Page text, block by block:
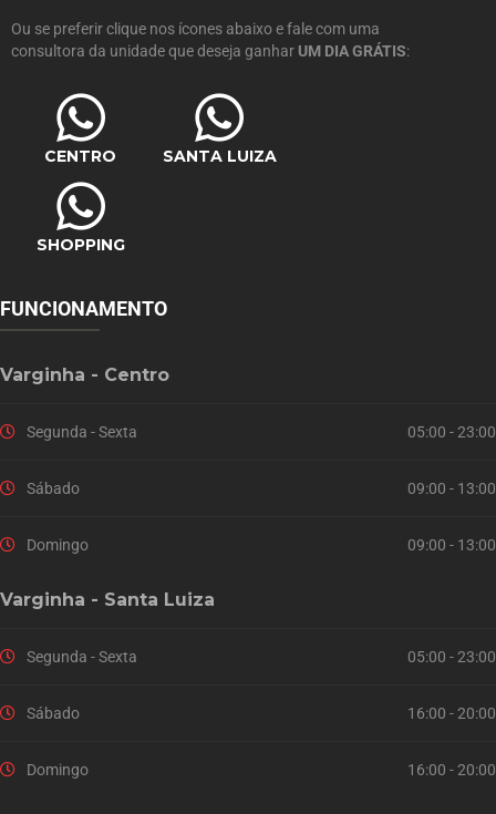
Ou se preferir clique nos ícones abaixo e fale com uma
consultora da unidade que deseja ganhar UM DIA GRÁTIS:
CENTRO SANTA LUIZA
SHOPPING
FUNCIONAMENTO
Varginha - Centro
Segunda - Sexta 05:00 - 23:00
Sábado 09:00 - 13:00
Domingo 09:00 - 13:00
Varginha - Santa Luiza
Segunda - Sexta 05:00 - 23:00
Sábado 16:00 - 20:00
Domingo 16:00 - 20:00